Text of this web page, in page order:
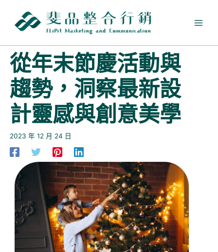
內
從年末節慶活動與
趨勢，洞察最新設
計靈感與創意美學
2023 年 12 月 24 日